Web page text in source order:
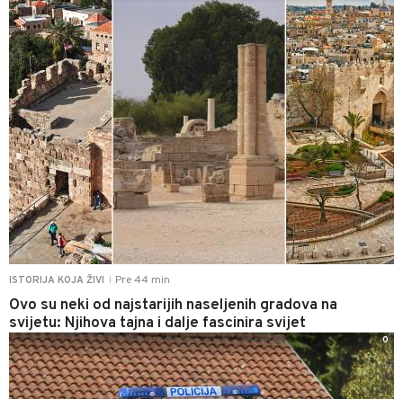
ISTORIJA KOJA ŽIVI Pre 44 min
Ovo su neki od najstarijih naseljenih gradova na
svijetu: Njihova tajna i dalje fascinira svijet
0